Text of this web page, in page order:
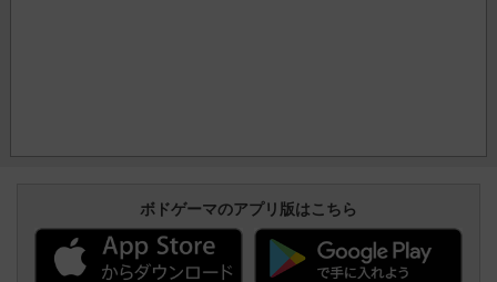
ボドゲーマのアプリ版はこちら